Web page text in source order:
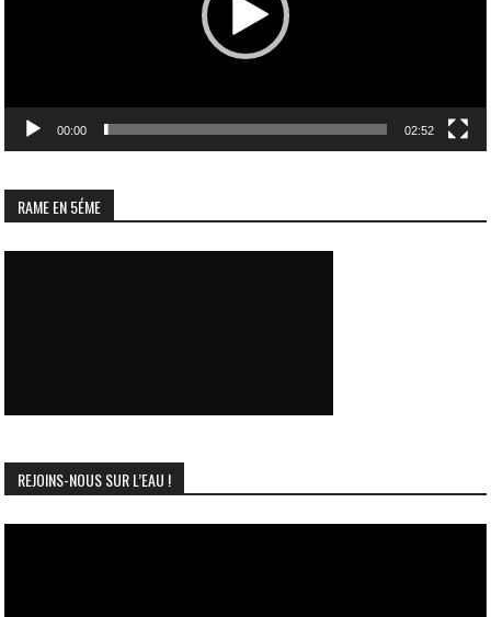
00:00 02:52
RAME EN 5ÉME
REJOINS-NOUS SUR L’EAU !